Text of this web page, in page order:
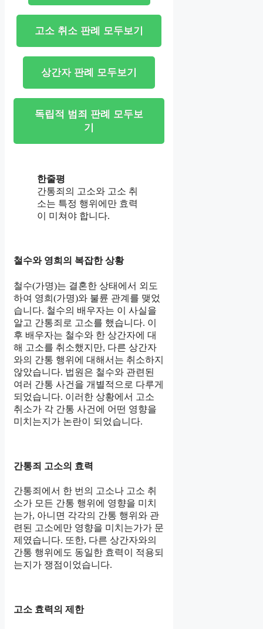
고소 취소 판례 모두보기
상간자 판례 모두보기
독립적 범죄 판례 모두보
기
한줄평
간통죄의 고소와 고소 취
소는 특정 행위에만 효력
이 미쳐야 합니다.
철수와 영희의 복잡한 상황
철수(가명)는 결혼한 상태에서 외도
하여 영희(가명)와 불륜 관계를 맺었
습니다. 철수의 배우자는 이 사실을
알고 간통죄로 고소를 했습니다. 이
후 배우자는 철수와 한 상간자에 대
해 고소를 취소했지만, 다른 상간자
와의 간통 행위에 대해서는 취소하지
않았습니다. 법원은 철수와 관련된
여러 간통 사건을 개별적으로 다루게
되었습니다. 이러한 상황에서 고소
취소가 각 간통 사건에 어떤 영향을
미치는지가 논란이 되었습니다.
간통죄 고소의 효력
간통죄에서 한 번의 고소나 고소 취
소가 모든 간통 행위에 영향을 미치
는가, 아니면 각각의 간통 행위와 관
련된 고소에만 영향을 미치는가가 문
제였습니다. 또한, 다른 상간자와의
간통 행위에도 동일한 효력이 적용되
는지가 쟁점이었습니다.
고소 효력의 제한